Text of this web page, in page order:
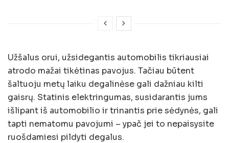
Užšalus orui, užsidegantis automobilis tikriausiai
atrodo mažai tikėtinas pavojus. Tačiau būtent
šaltuoju metų laiku degalinėse gali dažniau kilti
gaisrų. Statinis elektringumas, susidarantis jums
išlipant iš automobilio ir trinantis prie sėdynės, gali
tapti nematomu pavojumi – ypač jei to nepaisysite
ruošdamiesi pildyti degalus.